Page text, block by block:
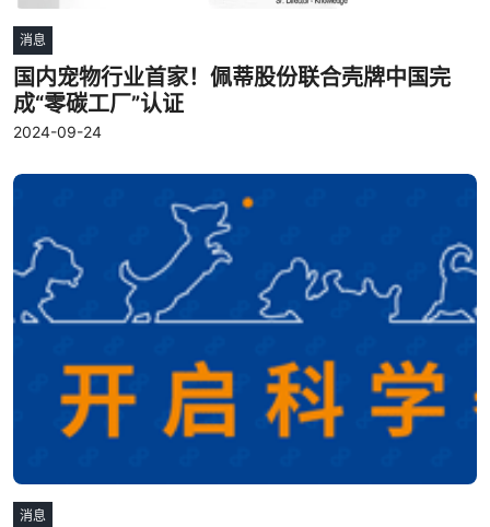
消息
国内宠物行业首家！佩蒂股份联合壳牌中国完
成“零碳工厂”认证
2024-09-24
阅读更多
消息